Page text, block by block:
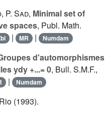
, P. Sad, Minimal set of
spaces, Publ. Math.
| MR | Numdam
d'automorphismes
ydy +...= 0, Bull. S.M.F.,
| Numdam
(1993).